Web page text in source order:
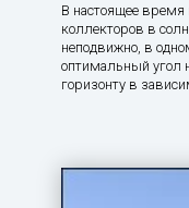
В настоящее время
коллекторов в
неподвижно, в
оптимальный угол
горизонту в